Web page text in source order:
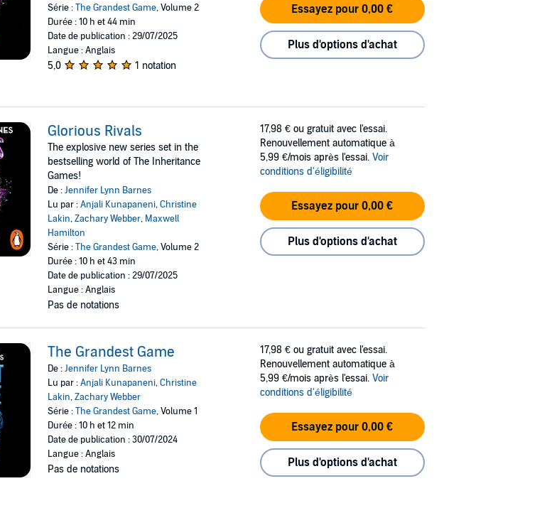
Série :The Grandest Game, Volume 2
Durée : 10 h et 44 min
Date de publication : 29/07/2025
Langue : Anglais
5,0 1 notation
Essayez pour 0,00 €
Plus d'options d'achat
Glorious Rivals
The explosive new series set in the
bestselling world of The Inheritance
Games!
De :Jennifer Lynn Barnes
Lu par :Anjali Kunapaneni,Christine
Lakin,Zachary Webber, Maxwell
Hamilton
Série :The Grandest Game, Volume 2
Durée : 10 h et 43 min
Date de publication : 29/07/2025
Langue : Anglais
Pas de notations
17,98 € ou gratuit avec l'essai.
Renouvellement automatique à
5,99 €/mois après l'essai. Voir
conditions d'éligibilité
Essayez pour 0,00 €
Plus d'options d'achat
The Grandest Game
De :Jennifer Lynn Barnes
Lu par :Anjali Kunapaneni,Christine
Lakin,Zachary Webber
Série :The Grandest Game, Volume 1
Durée : 10 h et 12 min
Date de publication : 30/07/2024
Langue : Anglais
Pas de notations
17,98 € ou gratuit avec l'essai.
Renouvellement automatique à
5,99 €/mois après l'essai. Voir
conditions d'éligibilité
Essayez pour 0,00 €
Plus d'options d'achat